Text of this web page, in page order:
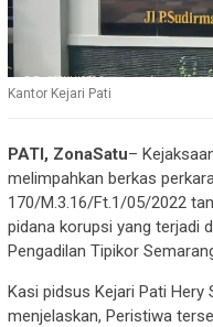
Kantor Kejari Pati
PATI, ZonaSatu–
melimpahkan berkas
170/M.3.16/Ft.1/05/2022
pidana korupsi yang terjadi
Pengadilan Tipikor
Kasi pidsus Kejari Pati Hery
menjelaskan, Peristiwa